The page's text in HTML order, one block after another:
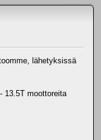
lähetyksissä
13.5T moottoreita